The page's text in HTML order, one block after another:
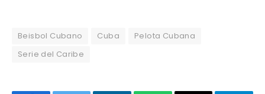
Beisbol Cubano Cuba
Pelota Cubana
Serie del Caribe